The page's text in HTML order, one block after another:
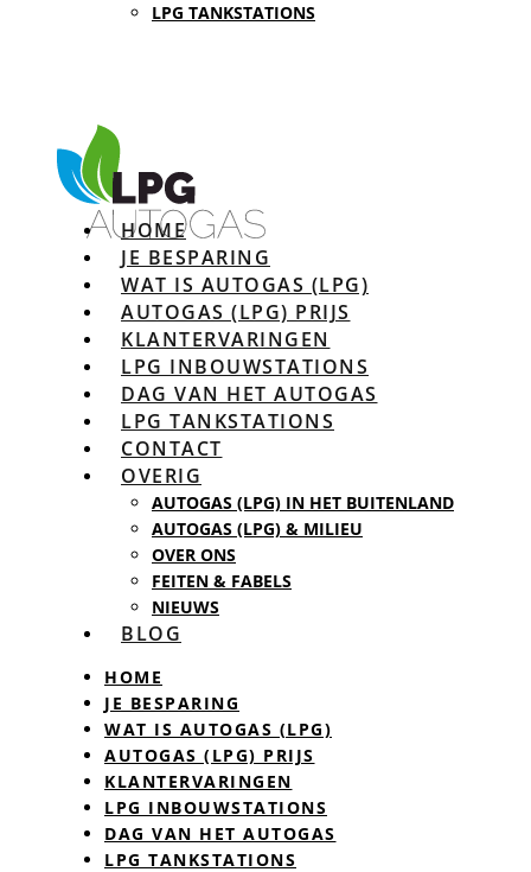
LPG TANKSTATIONS
HOME
JE BESPARING
WAT IS AUTOGAS (LPG)
AUTOGAS (LPG) PRIJS
KLANTERVARINGEN
LPG INBOUWSTATIONS
DAG VAN HET AUTOGAS
LPG TANKSTATIONS
CONTACT
OVERIG
AUTOGAS (LPG) IN HET BUITENLAND
AUTOGAS (LPG) & MILIEU
OVER ONS
FEITEN & FABELS
NIEUWS
BLOG
HOME
JE BESPARING
WAT IS AUTOGAS (LPG)
AUTOGAS (LPG) PRIJS
KLANTERVARINGEN
LPG INBOUWSTATIONS
DAG VAN HET AUTOGAS
LPG TANKSTATIONS